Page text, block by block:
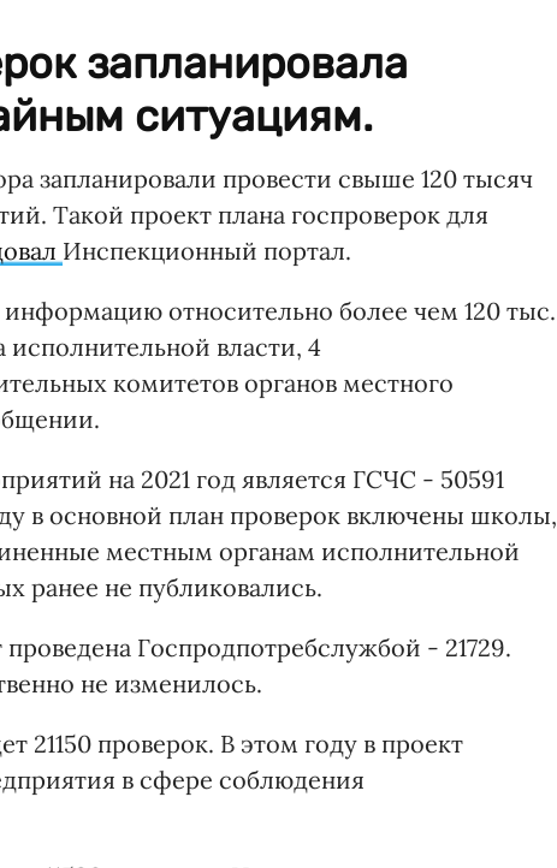
запланировала
ситуациям.
запланировали провести свыше 120 тысяч
Такой проект плана госпроверок для
Инспекционный портал.
относительно более чем 120 тыс.
исполнительной власти, 4
комитетов органов местного
на 2021 год является ГСЧС - 50591
в основной план проверок включены школы,
местным органам исполнительной
ранее не публиковались.
проведена Госпродпотребслужбой - 21729.
не изменилось.
21150 проверок. В этом году в проект
в сфере соблюдения